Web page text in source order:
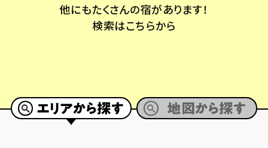
他にもたくさんの宿があります！
検索はこちらから